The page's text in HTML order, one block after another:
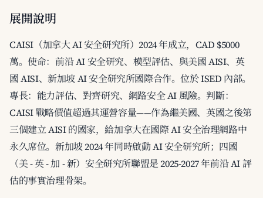
展開說明
CAISI（加拿大 AI 安全研究所）2024 年成立，CAD $5000
萬。使命：前沿 AI 安全研究、模型評估、與美國 AISI、英
國 AISI、新加坡 AI 安全研究所國際合作。位於 ISED 內部。
專長：能力評估、對齊研究、網路安全 AI 風險。判斷：
CAISI 戰略價值超過其運營容量——作為繼美國、英國之後第
三個建立 AISI 的國家，給加拿大在國際 AI 安全治理網路中
永久席位。新加坡 2024 年同時啟動 AI 安全研究所；四國
（美 - 英 - 加 - 新）安全研究所聯盟是 2025-2027 年前沿 AI 評
估的事實治理骨架。